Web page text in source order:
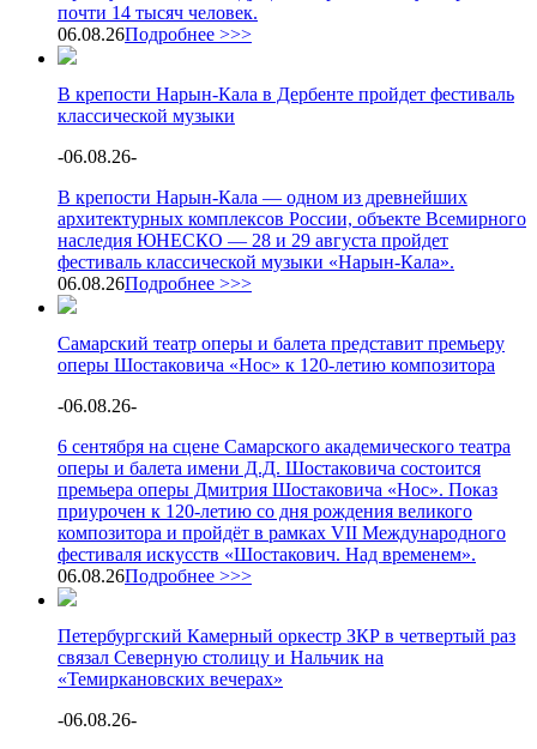
почти 14 тысяч человек.
06.08.26Подробнее >>>
В крепости Нарын-Кала в Дербенте пройдет фестиваль
классической музыки
-06.08.26-
В крепости Нарын-Кала — одном из древнейших
архитектурных комплексов России, объекте Всемирного
наследия ЮНЕСКО — 28 и 29 августа пройдет
фестиваль классической музыки «Нарын-Кала».
06.08.26Подробнее >>>
Самарский театр оперы и балета представит премьеру
оперы Шостаковича «Нос» к 120-летию композитора
-06.08.26-
6 сентября на сцене Самарского академического театра
оперы и балета имени Д.Д. Шостаковича состоится
премьера оперы Дмитрия Шостаковича «Нос». Показ
приурочен к 120-летию со дня рождения великого
композитора и пройдёт в рамках VII Международного
фестиваля искусств «Шостакович. Над временем».
06.08.26Подробнее >>>
Петербургский Камерный оркестр ЗКР в четвертый раз
связал Северную столицу и Нальчик на
«Темиркановских вечерах»
-06.08.26-